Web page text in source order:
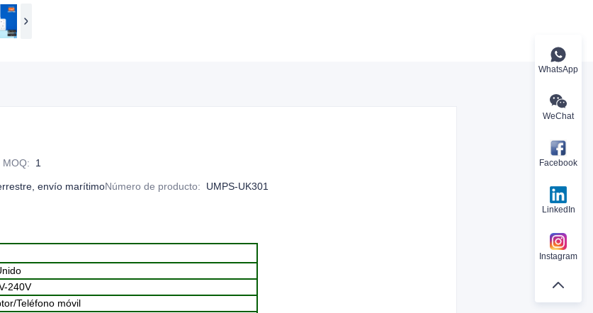
MOQ: 1
envío marítimoNúmero de producto: UMPS-UK301
240V
Teléfono móvil
WhatsApp
WeChat
Facebook
LinkedIn
Instagram